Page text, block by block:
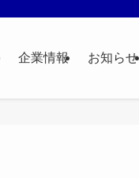
企業情報 お知らせ